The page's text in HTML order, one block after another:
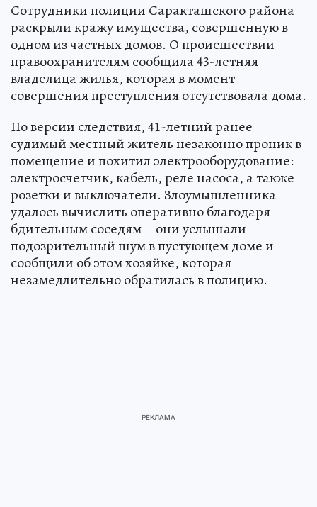
Сотрудники полиции Саракташского района
раскрыли кражу имущества, совершенную в
одном из частных домов. О происшествии
правоохранителям сообщила 43-летняя
владелица жилья, которая в момент
совершения преступления отсутствовала дома.
По версии следствия, 41-летний ранее
судимый местный житель незаконно проник в
помещение и похитил электрооборудование:
электросчетчик, кабель, реле насоса, а также
розетки и выключатели. Злоумышленника
удалось вычислить оперативно благодаря
бдительным соседям – они услышали
подозрительный шум в пустующем доме и
сообщили об этом хозяйке, которая
незамедлительно обратилась в полицию.